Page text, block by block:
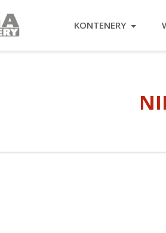
KONTENERY